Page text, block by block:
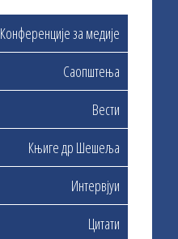
Конференције за медије
Саопштења
Вести
Књиге др Шешеља
Интервјуи
Цитати